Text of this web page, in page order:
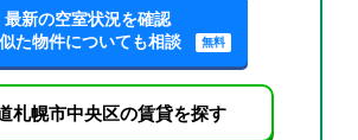
最新の空室状況を確認
似た物件についても相談
無料
札幌市中央区の賃貸を探す